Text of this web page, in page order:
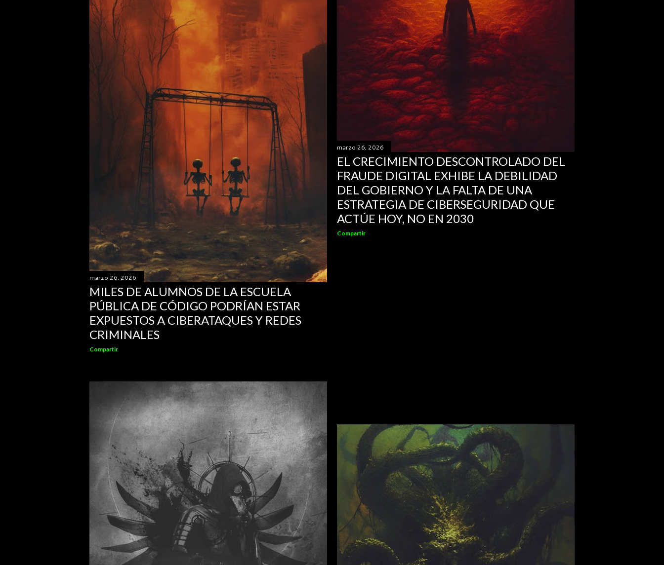
marzo 26, 2026
EL CRECIMIENTO DESCONTROLADO DEL
FRAUDE DIGITAL EXHIBE LA DEBILIDAD
DEL GOBIERNO Y LA FALTA DE UNA
ESTRATEGIA DE CIBERSEGURIDAD QUE
ACTÚE HOY, NO EN 2030
Compartir
marzo 26, 2026
MILES DE ALUMNOS DE LA ESCUELA
PÚBLICA DE CÓDIGO PODRÍAN ESTAR
EXPUESTOS A CIBERATAQUES Y REDES
CRIMINALES
Compartir